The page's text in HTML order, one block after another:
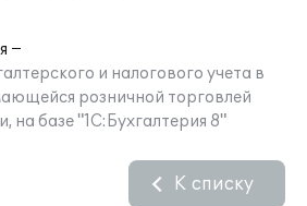
и налогового учета в
розничной торговлей
на базе "1С:Бухгалтерия 8"
К списку